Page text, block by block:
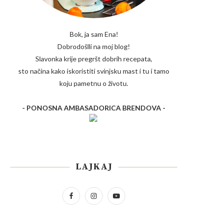
Bok, ja sam Ena!
Dobrodošlli na moj blog!
Slavonka krije pregršt dobrih recepata,
sto načina kako iskoristiti svinjsku mast i tu i tamo
koju pametnu o životu.
- PONOSNA AMBASADORICA BRENDOVA -
LAJKAJ